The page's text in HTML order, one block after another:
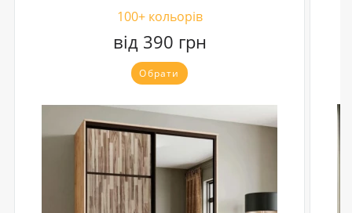
100+ кольорів
від 390 грн
Обрати